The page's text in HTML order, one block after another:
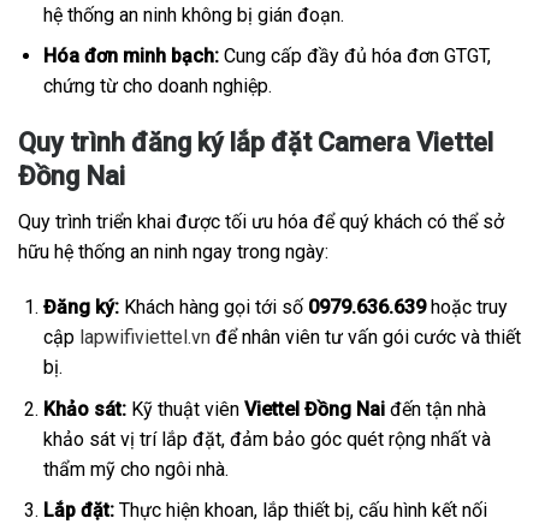
hệ thống an ninh không bị gián đoạn.
Hóa đơn minh bạch:Cung cấp đầy đủ hóa đơn GTGT,
chứng từ cho doanh nghiệp.
Quy trình đăng ký lắp đặt Camera Viettel
Đồng Nai
Quy trình triển khai được tối ưu hóa để quý khách có thể sở
hữu hệ thống an ninh ngay trong ngày:
Đăng ký:Khách hàng gọi tới số 0979.636.639hoặc truy
cập lapwifiviettel.vnđể nhân viên tư vấn gói cước và thiết
bị.
Khảo sát:Kỹ thuật viên Viettel Đồng Naiđến tận nhà
khảo sát vị trí lắp đặt, đảm bảo góc quét rộng nhất và
thẩm mỹ cho ngôi nhà.
Lắp đặt:Thực hiện khoan, lắp thiết bị, cấu hình kết nối